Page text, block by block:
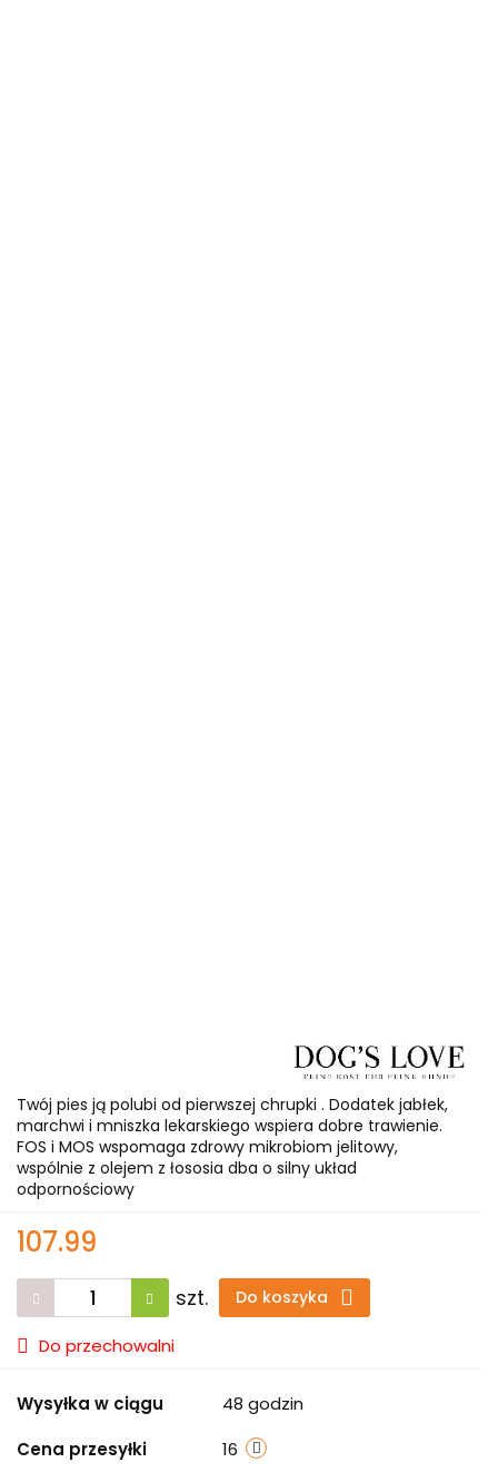
Twój pies ją polubi od pierwszej chrupki . Dodatek jabłek,
marchwi i mniszka lekarskiego wspiera dobre trawienie.
FOS i MOS wspomaga zdrowy mikrobiom jelitowy,
wspólnie z olejem z łososia dba o silny układ
odpornościowy
107.99
szt. Do koszyka
Do przechowalni
Wysyłka w ciągu
48 godzin
Cena przesyłki
16